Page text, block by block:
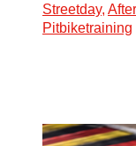
Streetday,
Pitbiketraining